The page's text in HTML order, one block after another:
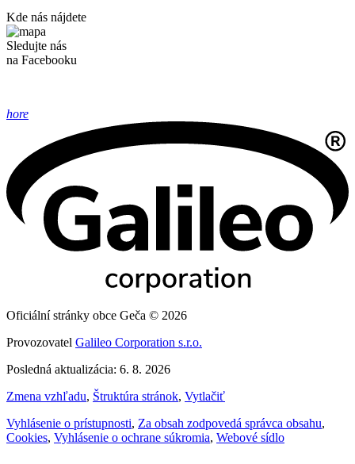
Kde nás nájdete
Sledujte nás
na Facebooku
hore
Oficiální stránky obce Geča © 2026
Provozovatel Galileo Corporation s.r.o.
Posledná aktualizácia: 6. 8. 2026
Zmena vzhľadu, Štruktúra stránok, Vytlačiť
Vyhlásenie o prístupnosti, Za obsah zodpovedá správca obsahu,
Cookies, Vyhlásenie o ochrane súkromia, Webové sídlo